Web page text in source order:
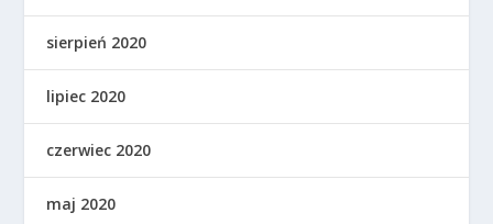
sierpień 2020
lipiec 2020
czerwiec 2020
maj 2020